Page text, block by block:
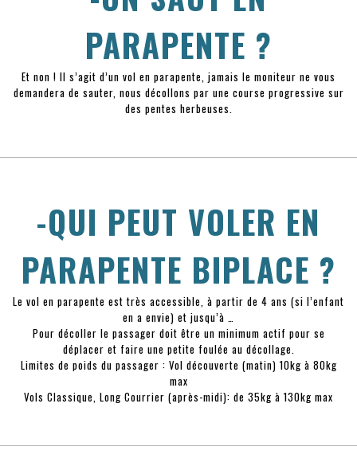
PARAPENTE ?
Et non ! Il s’agit d’un vol en parapente, jamais le moniteur ne vous
demandera de sauter, nous décollons par une course progressive sur
des pentes herbeuses.
-QUI PEUT VOLER EN
PARAPENTE BIPLACE ?
Le vol en parapente est très accessible, à partir de 4 ans (si l’enfant
en a envie) et jusqu’à …
Pour décoller le passager doit être un minimum actif pour se
déplacer et faire une petite foulée au décollage.
Limites de poids du passager : Vol découverte (matin) 10kg à 80kg
max
Vols Classique, Long Courrier (après-midi): de 35kg à 130kg max